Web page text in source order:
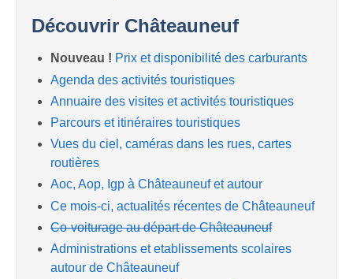
Découvrir Châteauneuf
Nouveau ! Prix et disponibilité des carburants
Agenda des activités touristiques
Annuaire des visites et activités touristiques
Parcours et itinéraires touristiques
Vues du ciel, caméras dans les rues, cartes
routières
Aoc, Aop, Igp à Châteauneuf et autour
Ce mois-ci, actualités récentes de Châteauneuf
Co-voiturage au départ de Châteauneuf
Administrations et etablissements scolaires
autour de Châteauneuf